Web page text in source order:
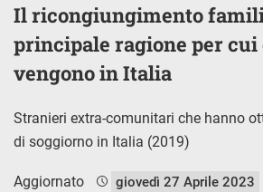
Il ricongiungimento
principale ragione per
vengono in Italia
Stranieri extra-comunitari che hanno
di soggiorno in Italia (2019)
Aggiornato giovedì 27 Aprile 2023